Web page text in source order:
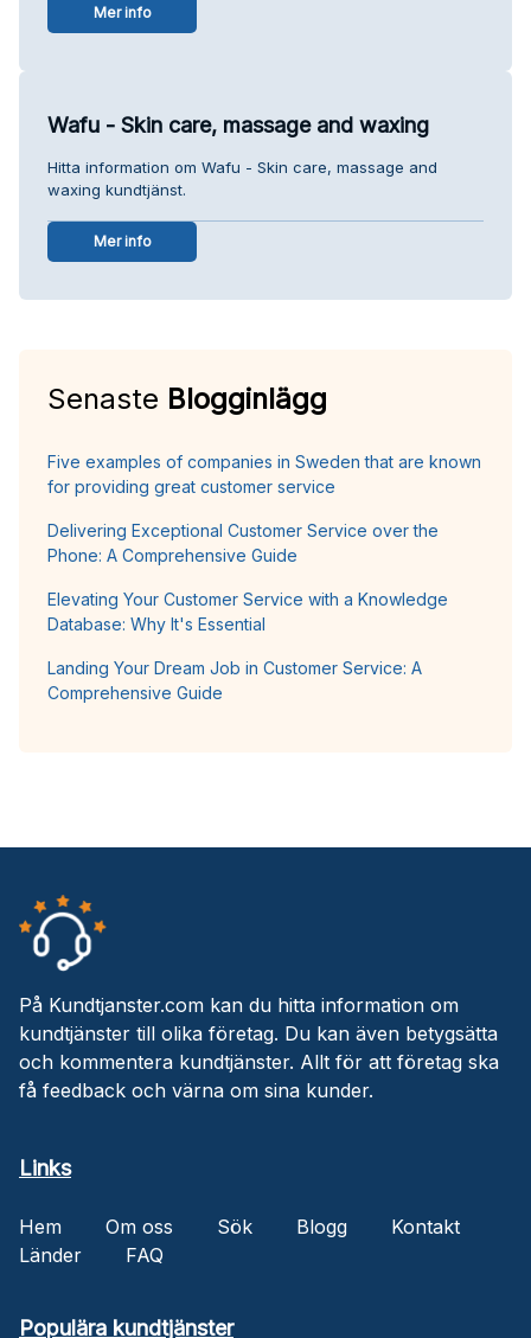
Mer info
Wafu - Skin care, massage and waxing
Hitta information om Wafu - Skin care, massage and
waxing kundtjänst.
Mer info
Senaste Blogginlägg
Five examples of companies in Sweden that are known
for providing great customer service
Delivering Exceptional Customer Service over the
Phone: A Comprehensive Guide
Elevating Your Customer Service with a Knowledge
Database: Why It's Essential
Landing Your Dream Job in Customer Service: A
Comprehensive Guide
På Kundtjanster.com kan du hitta information om
kundtjänster till olika företag. Du kan även betygsätta
och kommentera kundtjänster. Allt för att företag ska
få feedback och värna om sina kunder.
Links
Hem Om oss Sök Blogg
Kontakt
Länder
FAQ
Populära kundtjänster